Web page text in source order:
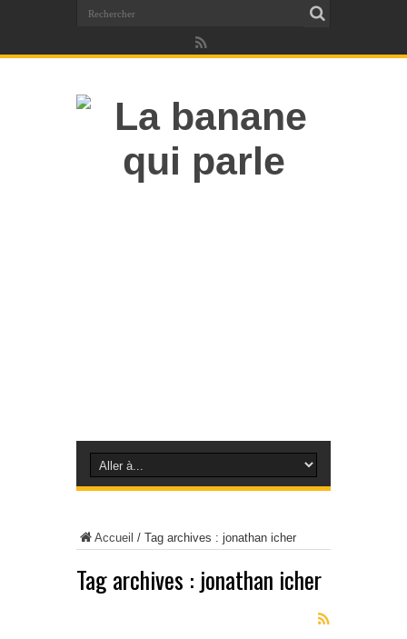
Accueil / Tag archives : jonathan icher
Tag archives : jonathan icher